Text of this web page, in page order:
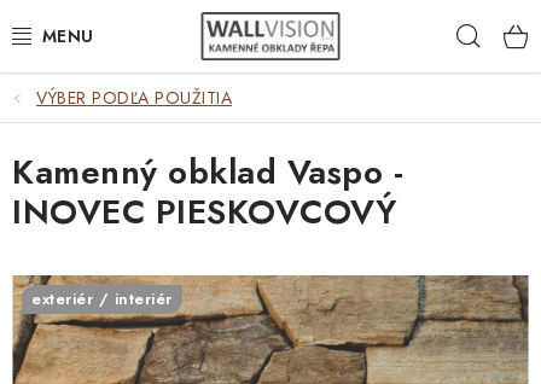
na
VÝBER PODĽA POUŽITIA
VÝBER PODĽA MATERIÁLU
VÝBER PODĽA FARIEB
ČASTO HĽADÁTE
INŠPIRÁCIA
VÝBER PODĽA POUŽITIA
Kamenný obklad Vaspo -
INOVEC PIESKOVCOVÝ
exteriér / interiér